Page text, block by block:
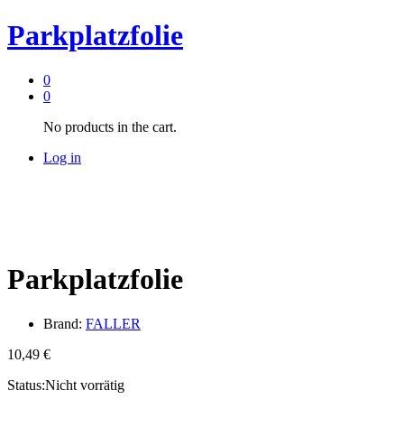
Parkplatzfolie
0
0
No products in the cart.
Log in
Parkplatzfolie
Brand: FALLER
10,49 €
Status:Nicht vorrätig